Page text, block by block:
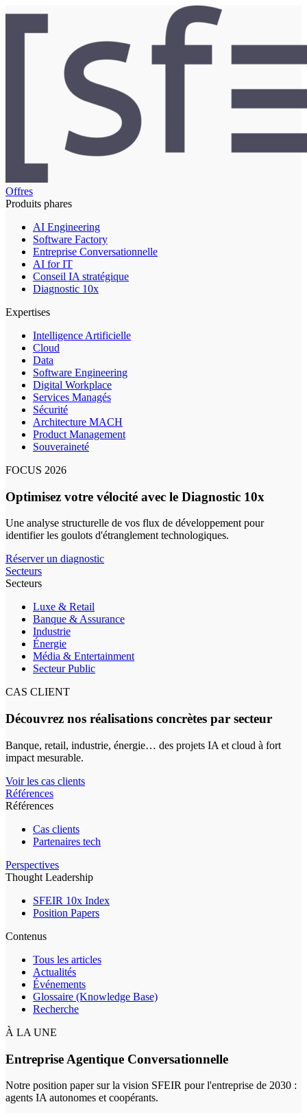
Offres
Produits phares
AI Engineering
Software Factory
Entreprise Conversationnelle
AI for IT
Conseil IA stratégique
Diagnostic 10x
Expertises
Intelligence Artificielle
Cloud
Data
Software Engineering
Digital Workplace
Services Managés
Sécurité
Architecture MACH
Product Management
Souveraineté
FOCUS 2026
Optimisez votre vélocité avec le Diagnostic 10x
Une analyse structurelle de vos flux de développement pour
identifier les goulots d'étranglement technologiques.
Réserver un diagnostic
Secteurs
Secteurs
Luxe & Retail
Banque & Assurance
Industrie
Énergie
Média & Entertainment
Secteur Public
CAS CLIENT
Découvrez nos réalisations concrètes par secteur
Banque, retail, industrie, énergie… des projets IA et cloud à fort
impact mesurable.
Voir les cas clients
Références
Références
Cas clients
Partenaires tech
Perspectives
Thought Leadership
SFEIR 10x Index
Position Papers
Contenus
Tous les articles
Actualités
Événements
Glossaire (Knowledge Base)
Recherche
À LA UNE
Entreprise Agentique Conversationnelle
Notre position paper sur la vision SFEIR pour l'entreprise de 2030 :
agents IA autonomes et coopérants.